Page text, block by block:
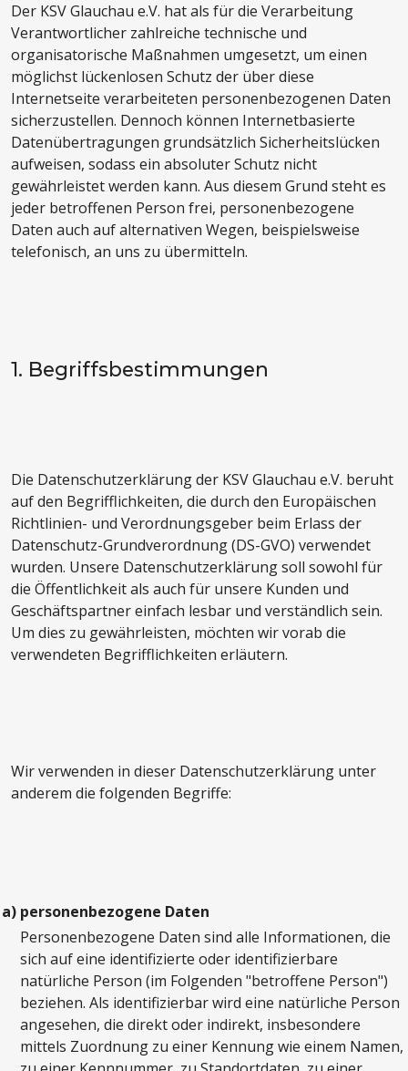
Der KSV Glauchau e.V. hat als für die Verarbeitung
Verantwortlicher zahlreiche technische und
organisatorische Maßnahmen umgesetzt, um einen
möglichst lückenlosen Schutz der über diese
Internetseite verarbeiteten personenbezogenen Daten
sicherzustellen. Dennoch können Internetbasierte
Datenübertragungen grundsätzlich Sicherheitslücken
aufweisen, sodass ein absoluter Schutz nicht
gewährleistet werden kann. Aus diesem Grund steht es
jeder betroffenen Person frei, personenbezogene
Daten auch auf alternativen Wegen, beispielsweise
telefonisch, an uns zu übermitteln.
1. Begriffsbestimmungen
Die Datenschutzerklärung der KSV Glauchau e.V. beruht
auf den Begrifflichkeiten, die durch den Europäischen
Richtlinien- und Verordnungsgeber beim Erlass der
Datenschutz-Grundverordnung (DS-GVO) verwendet
wurden. Unsere Datenschutzerklärung soll sowohl für
die Öffentlichkeit als auch für unsere Kunden und
Geschäftspartner einfach lesbar und verständlich sein.
Um dies zu gewährleisten, möchten wir vorab die
verwendeten Begrifflichkeiten erläutern.
Wir verwenden in dieser Datenschutzerklärung unter
anderem die folgenden Begriffe:
a) personenbezogene Daten
Personenbezogene Daten sind alle Informationen, die
sich auf eine identifizierte oder identifizierbare
natürliche Person (im Folgenden "betroffene Person")
beziehen. Als identifizierbar wird eine natürliche Person
angesehen, die direkt oder indirekt, insbesondere
mittels Zuordnung zu einer Kennung wie einem Namen,